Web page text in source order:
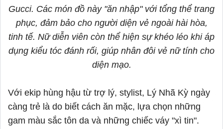
Gucci. Các món đồ này "ăn nhập" với tổng thể trang
phục, đảm bảo cho người diện vẻ ngoài hài hòa,
tinh tế. Nữ diễn viên còn thể hiện sự khéo léo khi áp
dụng kiểu tóc đánh rối, giúp nhân đôi vẻ nữ tính cho
diện mạo.
Với ekip hùng hậu từ trợ lý, stylist, Lý Nhã Kỳ ngày
càng trẻ là do biết cách ăn mặc, lựa chọn những
gam màu sắc tôn da và những chiếc váy "xì tin".